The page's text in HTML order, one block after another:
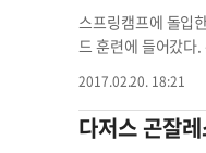
을 받고 재활 훈련
한 채 단조롭고 지
많아졌기 때문이다. 앞으로 류현진이 거쳐야 할 단계는 더 남아있다. 전력 피칭을 해도 아프지 않아야 하고, 닷새에 한 번씩 던져도 통증이 재발하
C스포츠플러스 아나
스프링캠프에 돌입한 김현수(29.
드 훈련에 들어갔
자 애덤 존스가 중
출전했던 우익수 자
류를 선택했다. 수비
2017.02.20. 18:21
다저스 곤잘